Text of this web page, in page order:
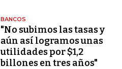
BANCOS
"No subimos las tasas y
aún así logramos unas
utilidades por $1,2
billones en tres años"